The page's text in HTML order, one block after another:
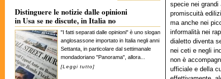
Distinguere le notizie dalle opinioni
in Usa se ne discute, in Italia no
"I fatti separati dalle opinioni" è uno slogan
anglosassone importato in Italia negli anni
Settanta, in particolare dal settimanale
mondadoriano "Panorama", allora...
[Leggi tutto]
specie nei grandi
promiscuità
ma anche nei
informalità nei
dialetto diventa
nei ceti e negli
non è
ufficiale e della